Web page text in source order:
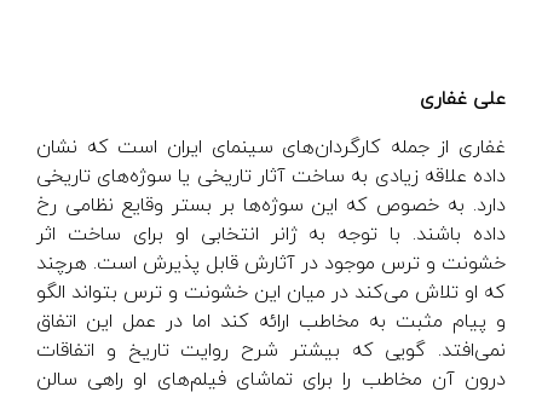
علی غفاری
غفاری از جمله کارگردان‌های سینمای ایران است که نشان
داده علاقه زیادی به ساخت آثار تاریخی یا سوژه‌های تاریخی
دارد. به خصوص که این سوژه‌ها بر بستر وقایع نظامی رخ
داده باشند. با توجه به ژانر انتخابی او برای ساخت اثر
خشونت و ترس موجود در آثارش قابل پذیرش است. هرچند
که او تلاش می‌کند در میان این خشونت و ترس بتواند الگو
و پیام مثبت به مخاطب ارائه کند اما در عمل این اتفاق
نمی‌افتد. گویی که بیشتر شرح روایت تاریخ و اتفاقات
درون آن مخاطب را برای تماشای فیلم‌های او راهی سالن